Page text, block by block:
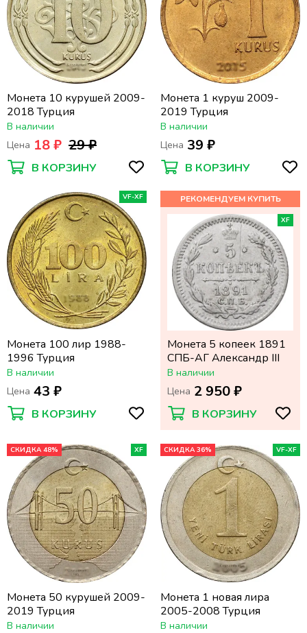
Монета 10 курушей 2009-
2018 Турция
В наличии
Цена 18 ₽ 29 ₽
В КОРЗИНУ
Монета 1 куруш 2009-
2019 Турция
В наличии
Цена 39 ₽
В КОРЗИНУ
VF-XF
Монета 100 лир 1988-
1996 Турция
В наличии
Цена 43 ₽
В КОРЗИНУ
XF
Монета 5 копеек 1891
СПБ-АГ Александр III
В наличии
Цена 2 950 ₽
В КОРЗИНУ
СКИДКА 48% XF
Монета 50 курушей 2009-
2019 Турция
В наличии
СКИДКА 36% VF-XF
Монета 1 новая лира
2005-2008 Турция
В наличии